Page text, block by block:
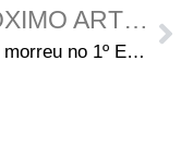
PRÓXIMO ARTIGO
Quem morreu no 1º Episódio da 7ª Temporada de Fear the Walking Dead?